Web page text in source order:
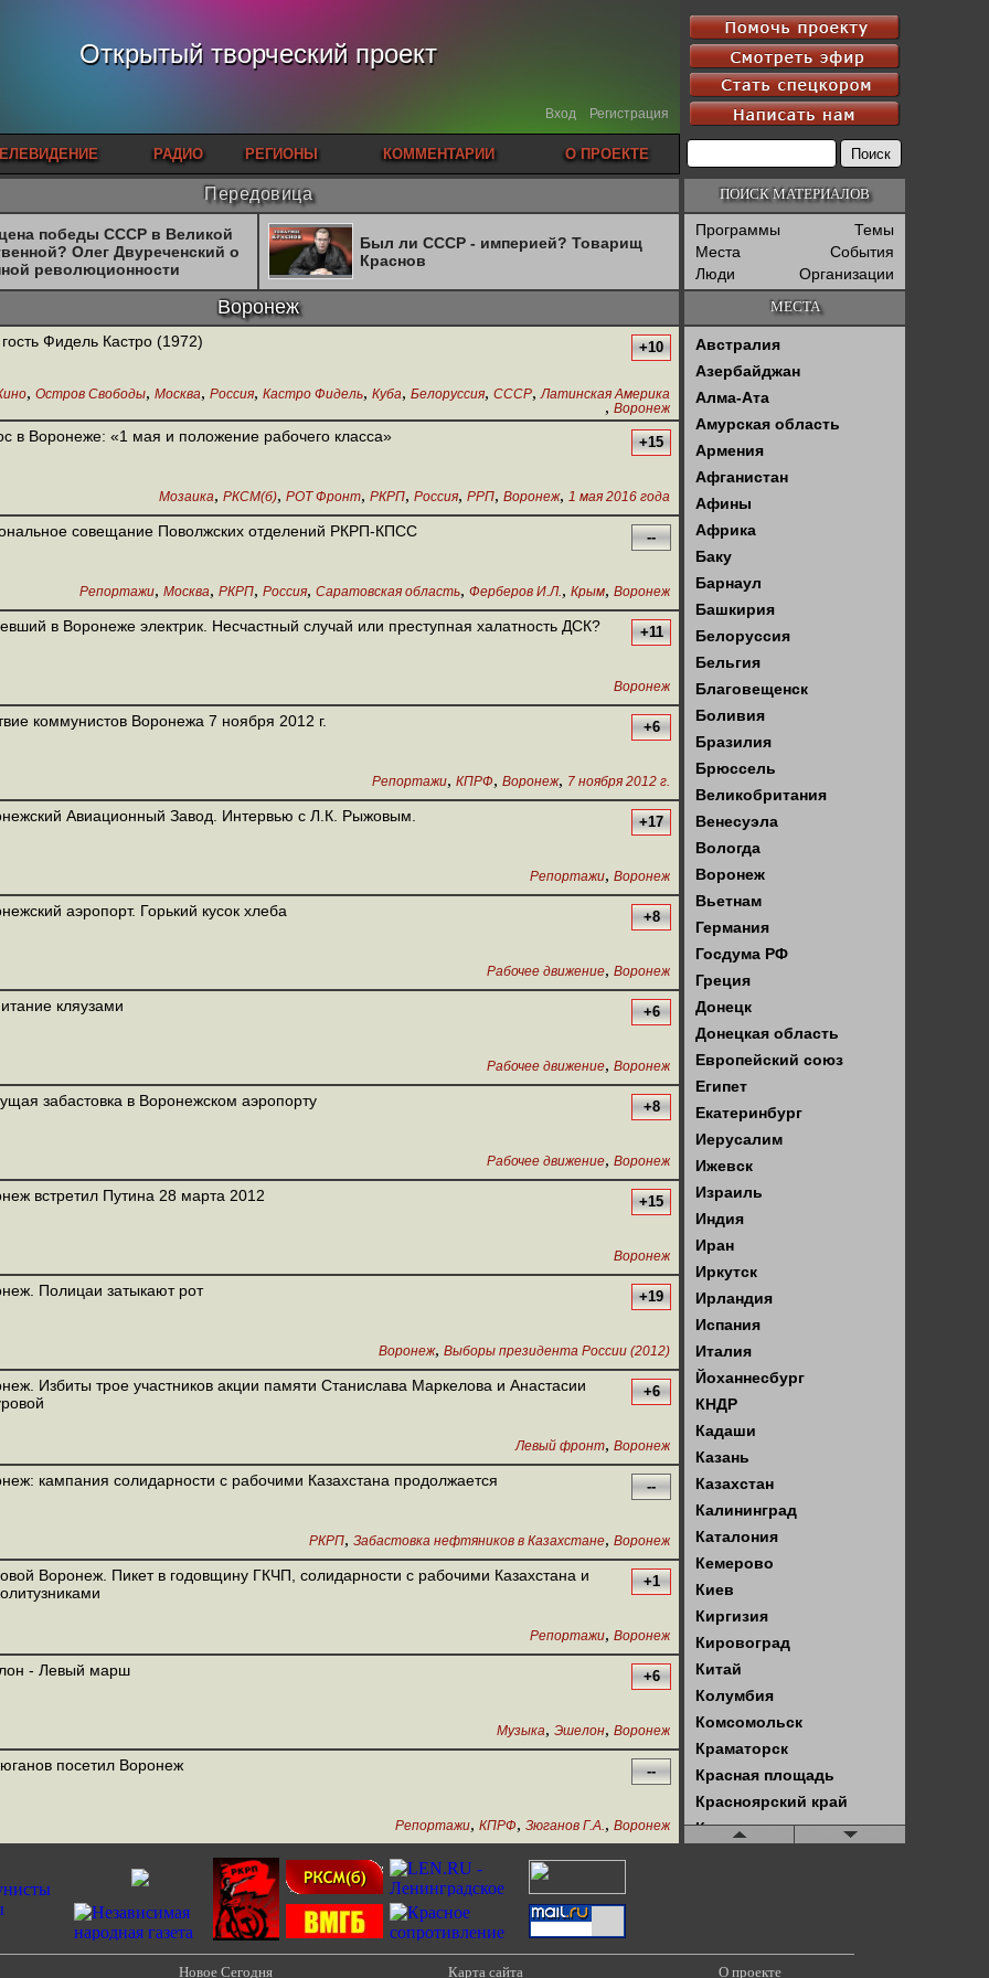
Открытый творческий проект
Вход Регистрация
РАДИО РЕГИОНЫ КОММЕНТАРИИ О ПРОЕКТЕ
Передовица
победы СССР в Великой
Олег Двуреченский о
революционности
Был ли СССР - империей? Товарищ
Краснов
Воронеж
Фидель Кастро (1972) +10
, Остров Свободы, Москва, Россия, Кастро Фидель, Куба, Белоруссия, СССР, Латинская Америка
, Воронеж
в Воронеже: «1 мая и положение рабочего класса» +15
Мозаика, РКСМ(б), РОТ Фронт, РКРП, Россия, РРП, Воронеж, 1 мая 2016 года
совещание Поволжских отделений РКРП-КПСС --
Репортажи, Москва, РКРП, Россия, Саратовская область, Ферберов И.Л., Крым, Воронеж
в Воронеже электрик. Несчастный случай или преступная халатность ДСК? +11
Воронеж
коммунистов Воронежа 7 ноября 2012 г. +6
Репортажи, КПРФ, Воронеж, 7 ноября 2012 г.
Авиационный Завод. Интервью с Л.К. Рыжовым. +17
Репортажи, Воронеж
аэропорт. Горький кусок хлеба +8
Рабочее движение, Воронеж
кляузами +6
Рабочее движение, Воронеж
забастовка в Воронежском аэропорту +8
Рабочее движение, Воронеж
встретил Путина 28 марта 2012 +15
Воронеж
Полицаи затыкают рот +19
Воронеж, Выборы президента России (2012)
Избиты трое участников акции памяти Станислава Маркелова и Анастасии
+6
Левый фронт, Воронеж
кампания солидарности с рабочими Казахстана продолжается --
РКРП, Забастовка нефтяников в Казахстане, Воронеж
Воронеж. Пикет в годовщину ГКЧП, солидарности с рабочими Казахстана и
+1
Репортажи, Воронеж
- Левый марш +6
Музыка, Эшелон, Воронеж
посетил Воронеж --
Репортажи, КПРФ, Зюганов Г.А., Воронеж
ПОИСК МАТЕРИАЛОВ
Программы
Темы
Места
События
Люди
Организации
МЕСТА
Австралия
Азербайджан
Алма-Ата
Амурская область
Армения
Афганистан
Афины
Африка
Баку
Барнаул
Башкирия
Белоруссия
Бельгия
Благовещенск
Боливия
Бразилия
Брюссель
Великобритания
Венесуэла
Вологда
Воронеж
Вьетнам
Германия
Госдума РФ
Греция
Донецк
Донецкая область
Европейский союз
Египет
Екатеринбург
Иерусалим
Ижевск
Израиль
Индия
Иран
Иркутск
Ирландия
Испания
Италия
Йоханнесбург
КНДР
Кадаши
Казань
Казахстан
Калининград
Каталония
Кемерово
Киев
Киргизия
Кировоград
Китай
Колумбия
Комсомольск
Краматорск
Красная площадь
Красноярский край
Крым
Ленинград
Новое Сегодня Карта сайта О проекте